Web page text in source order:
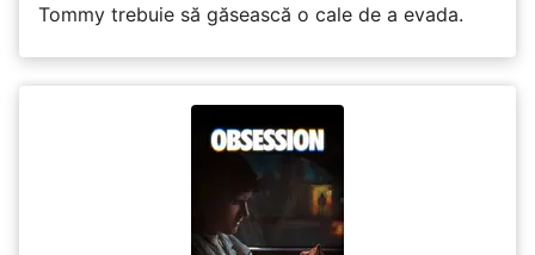
Tommy trebuie să găsească o cale de a evada.